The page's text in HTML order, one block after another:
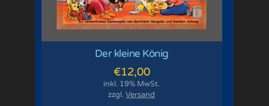
Der kleine König
€12,00
inkl. 19% MwSt.
zzgl.Versand